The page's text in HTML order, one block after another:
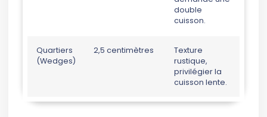
double
cuisson.
Quartiers
(Wedges)
2,5 centimètres
Texture
rustique,
privilégier la
cuisson lente.